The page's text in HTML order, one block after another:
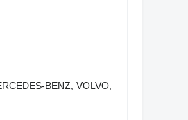
BENZ, VOLVO,